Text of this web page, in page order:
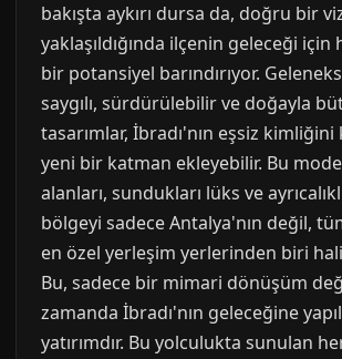
bakışta aykırı dursa da, doğru bir
yaklaşıldığında ilçenin geleceği için
bir potansiyel barındırıyor.
saygılı, sürdürülebilir ve doğayla
tasarımlar, İbradı'nın eşsiz
yeni bir katman ekleyebilir. Bu
alanları, sundukları lüks ve
bölgeyi sadece Antalya'nın değil,
en özel yerleşim yerlerinden biri
Bu, sadece bir mimari dönüşüm
zamanda İbradı'nın geleceğine
yatırımdır. Bu yolculukta sunulan